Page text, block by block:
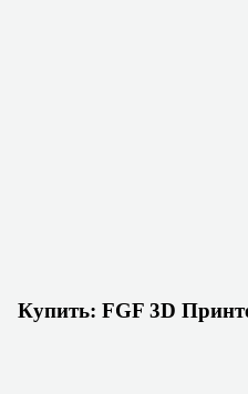
Купить: FGF 3D